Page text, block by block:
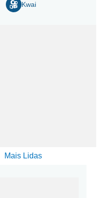
Kwai
Mais Lidas